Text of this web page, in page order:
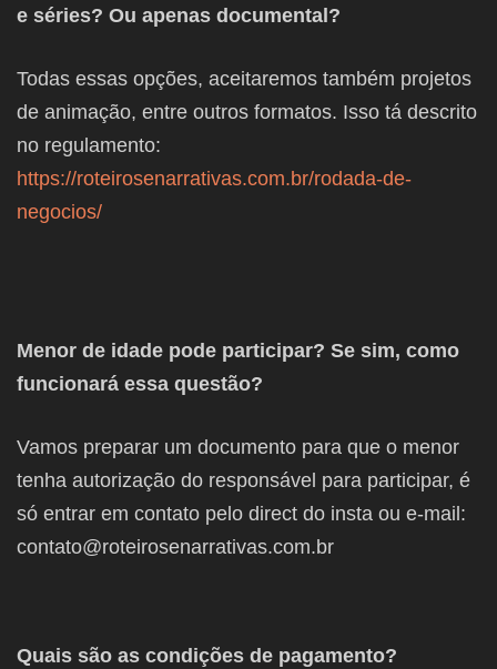
e séries? Ou apenas documental?
Todas essas opções, aceitaremos também projetos
de animação, entre outros formatos. Isso tá descrito
no regulamento:
https://roteirosenarrativas.com.br/rodada-de-
negocios/
Menor de idade pode participar? Se sim, como
funcionará essa questão?
Vamos preparar um documento para que o menor
tenha autorização do responsável para participar, é
só entrar em contato pelo direct do insta ou e-mail:
contato@roteirosenarrativas.com.br
Quais são as condições de pagamento?